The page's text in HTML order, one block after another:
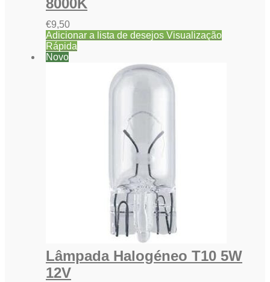
8000K
€9,50
Adicionar a lista de desejos Visualização
Rápida
Novo
Lâmpada Halogéneo T10 5W
12V